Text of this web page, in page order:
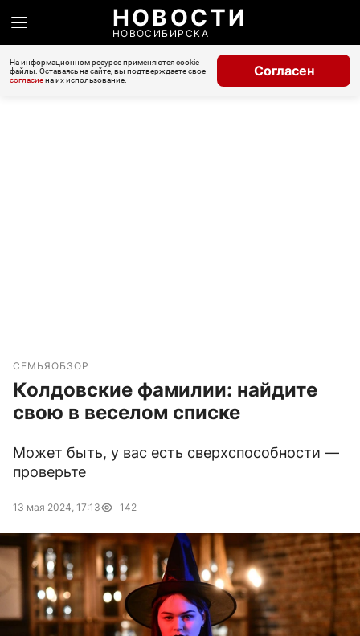
НОВОСТИ
НОВОСИБИРСКА
На информационном ресурсе применяются cookie-
файлы. Оставаясь на сайте, вы подтверждаете свое
согласиена их использование.
Согласен
СЕМЬЯОБЗОР
Колдовские фамилии: найдите
свою в веселом списке
Может быть, у вас есть сверхспособности —
проверьте
13 мая 2024, 17:13 142